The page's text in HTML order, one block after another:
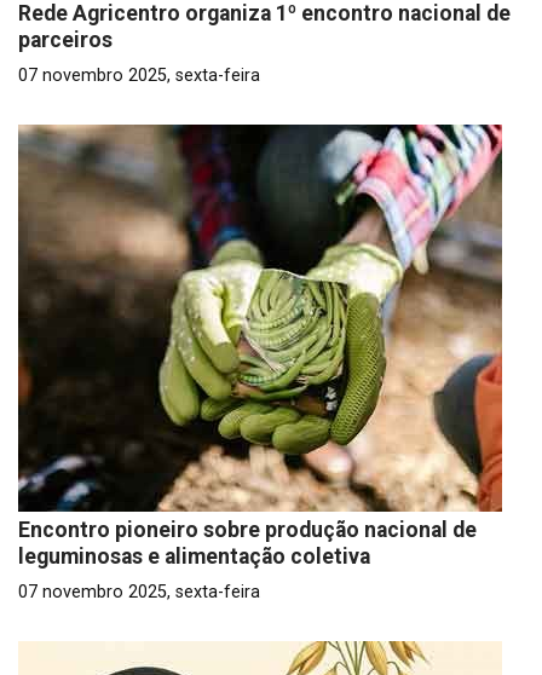
Rede Agricentro organiza 1º encontro nacional de
parceiros
07 novembro 2025, sexta-feira
Encontro pioneiro sobre produção nacional de
leguminosas e alimentação coletiva
07 novembro 2025, sexta-feira